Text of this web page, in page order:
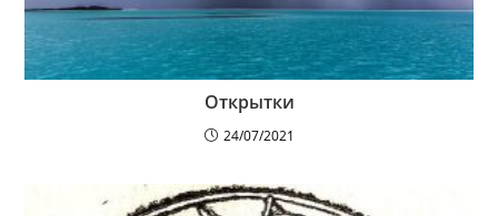
Открытки
24/07/2021